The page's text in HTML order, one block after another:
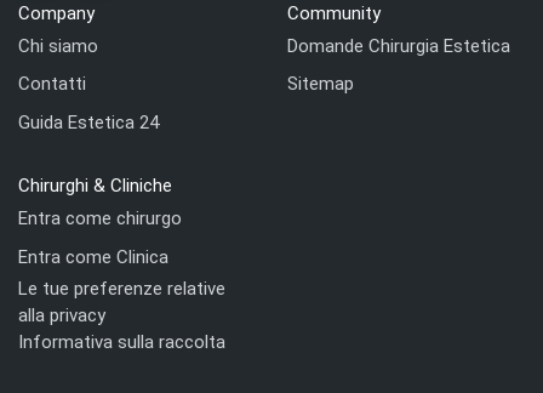
Company
Chi siamo
Contatti
Guida Estetica 24
Community
Domande Chirurgia Estetica
Sitemap
Chirurghi & Cliniche
Entra come chirurgo
Entra come Clinica
Le tue preferenze relative
alla privacy
Informativa sulla raccolta